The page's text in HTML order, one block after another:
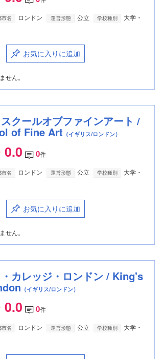
市名 ロンドン 運営形態 公立 学校種別
大学・
お気に入りに追加
せん。
クールオブファインアート /
of Fine Art （イギリス/ロンドン）
0.0 0件
市名 ロンドン 運営形態 公立 学校種別
大学・
お気に入りに追加
せん。
カレッジ・ロンドン / King's
（イギリス/ロンドン）
0.0 0件
市名 ロンドン 運営形態 公立 学校種別
大学・